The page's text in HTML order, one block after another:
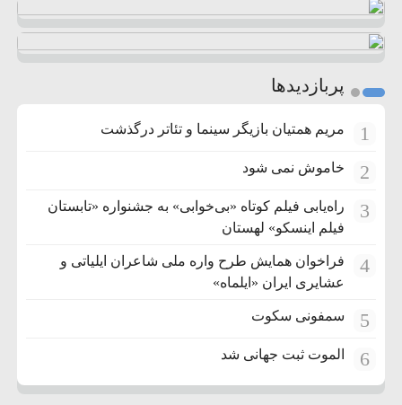
پربازدیدها
1 مریم همتیان بازیگر سینما و تئاتر درگذشت
2 خاموش نمی شود
3
راه‌یابی فیلم کوتاه «بی‌خوابی» به جشنواره «تابستان
فیلم اینسکو» لهستان
4
فراخوان همایش طرح واره ملی شاعران ایلیاتی و
عشایری ایران «ایلماه»
5 سمفونی سکوت
6 الموت ثبت جهانی شد